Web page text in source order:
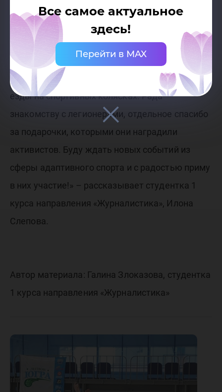
Все самое актуальное
здесь!
Перейти в MAX
прокатились на скорость, огибая препятствия.
«Спортсмены очень добродушные и
отзывчивые. Всё показали, рассказали,
помогли студенткам с бросками и освоением
езды на спортивных колясках. Рада
знакомству с легионерами, отдельное спасибо
за подарочки, которыми они наградили
активистов. Буду ждать новых событий из
сферы адаптивного спорта и с радостью приму
в них участие!» – рассказывает студентка 1
курса направления «Журналистика», Илона
Слепова.
Автор материала: Галина Злоказова, студентка
1 курса направления «Журналистика»